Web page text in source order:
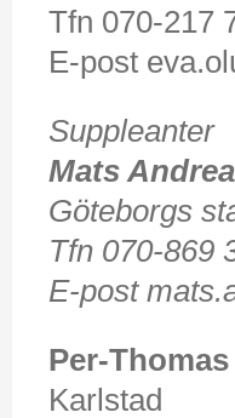
Tfn 070-217
E-post
Suppleanter
Mats
Göteborgs
Tfn 070-869
E-post
Per-
Karlstad